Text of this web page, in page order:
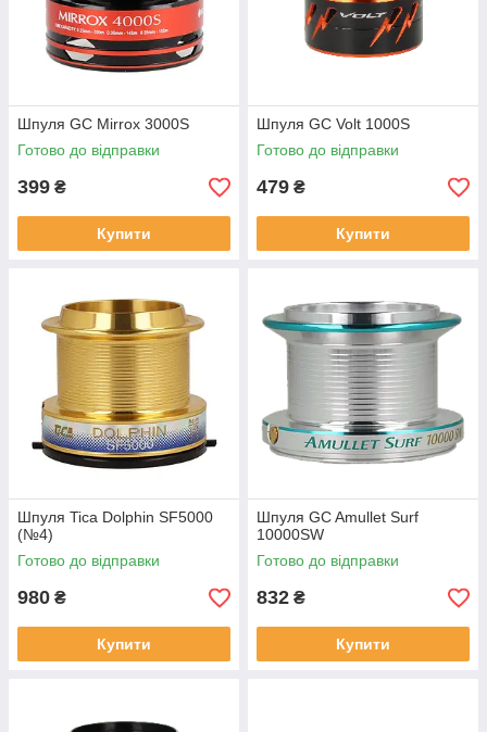
Шпуля GC Mirrox 3000S
Готово до відправки
399 ₴
Купити
Шпуля GC Volt 1000S
Готово до відправки
479 ₴
Купити
Шпуля Tica Dolphin SF5000
(№4)
Готово до відправки
980 ₴
Купити
Шпуля GC Amullet Surf
10000SW
Готово до відправки
832 ₴
Купити